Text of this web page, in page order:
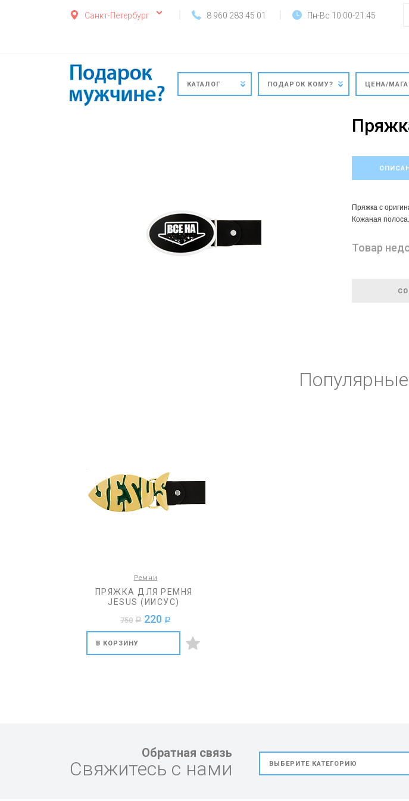
Санкт-Петербург 8 960 283 45 01 Пн-Вс 10:00-21:45
КАТАЛОГ ПОДАРОК КОМУ? ЦЕНА/
Пряжка с
Кожаная полоса.
Товар
Ремни
ПРЯЖКА ДЛЯ РЕМНЯ
JESUS (ИИСУС)
750 a 220 a
В КОРЗИНУ
Обратная связь
Свяжитесь с нами